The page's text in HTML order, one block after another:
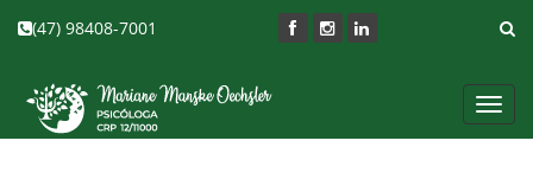
(47) 98408-7001